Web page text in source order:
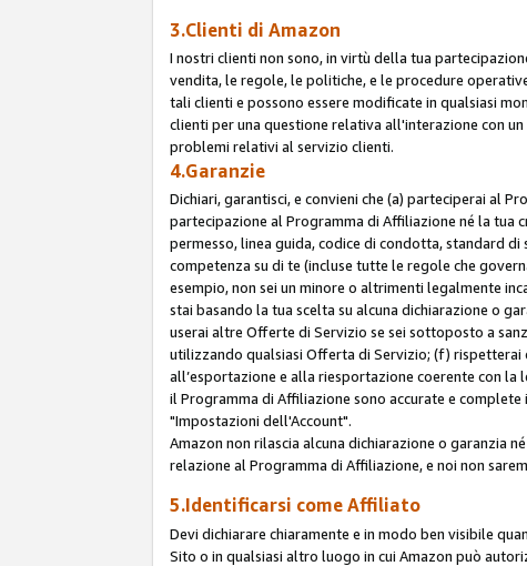
3.Clienti di Amazon
I nostri clienti non sono, in virtù della tua
vendita, le regole, le politiche, e le procedure
tali clienti e possono essere modificate in qualsiasi
clienti per una questione relativa all'interazione con
problemi relativi al servizio clienti.
4.Garanzie
Dichiari, garantisci, e convieni che (a) parteciperai al
partecipazione al Programma di Affiliazione né la tua
permesso, linea guida, codice di condotta, standard
competenza su di te (incluse tutte le regole che
esempio, non sei un minore o altrimenti legalmente
stai basando la tua scelta su alcuna dichiarazione o
userai altre Offerte di Servizio se sei sottoposto a
utilizzando qualsiasi Offerta di Servizio; (f)
all’esportazione e alla riesportazione coerente con
il Programma di Affiliazione sono accurate e
"Impostazioni dell'Account".
Amazon non rilascia alcuna dichiarazione o garanzia
relazione al Programma di Affiliazione, e noi non
5.Identificarsi come Affiliato
Devi dichiarare chiaramente e in modo ben visibile
Sito o in qualsiasi altro luogo in cui Amazon può